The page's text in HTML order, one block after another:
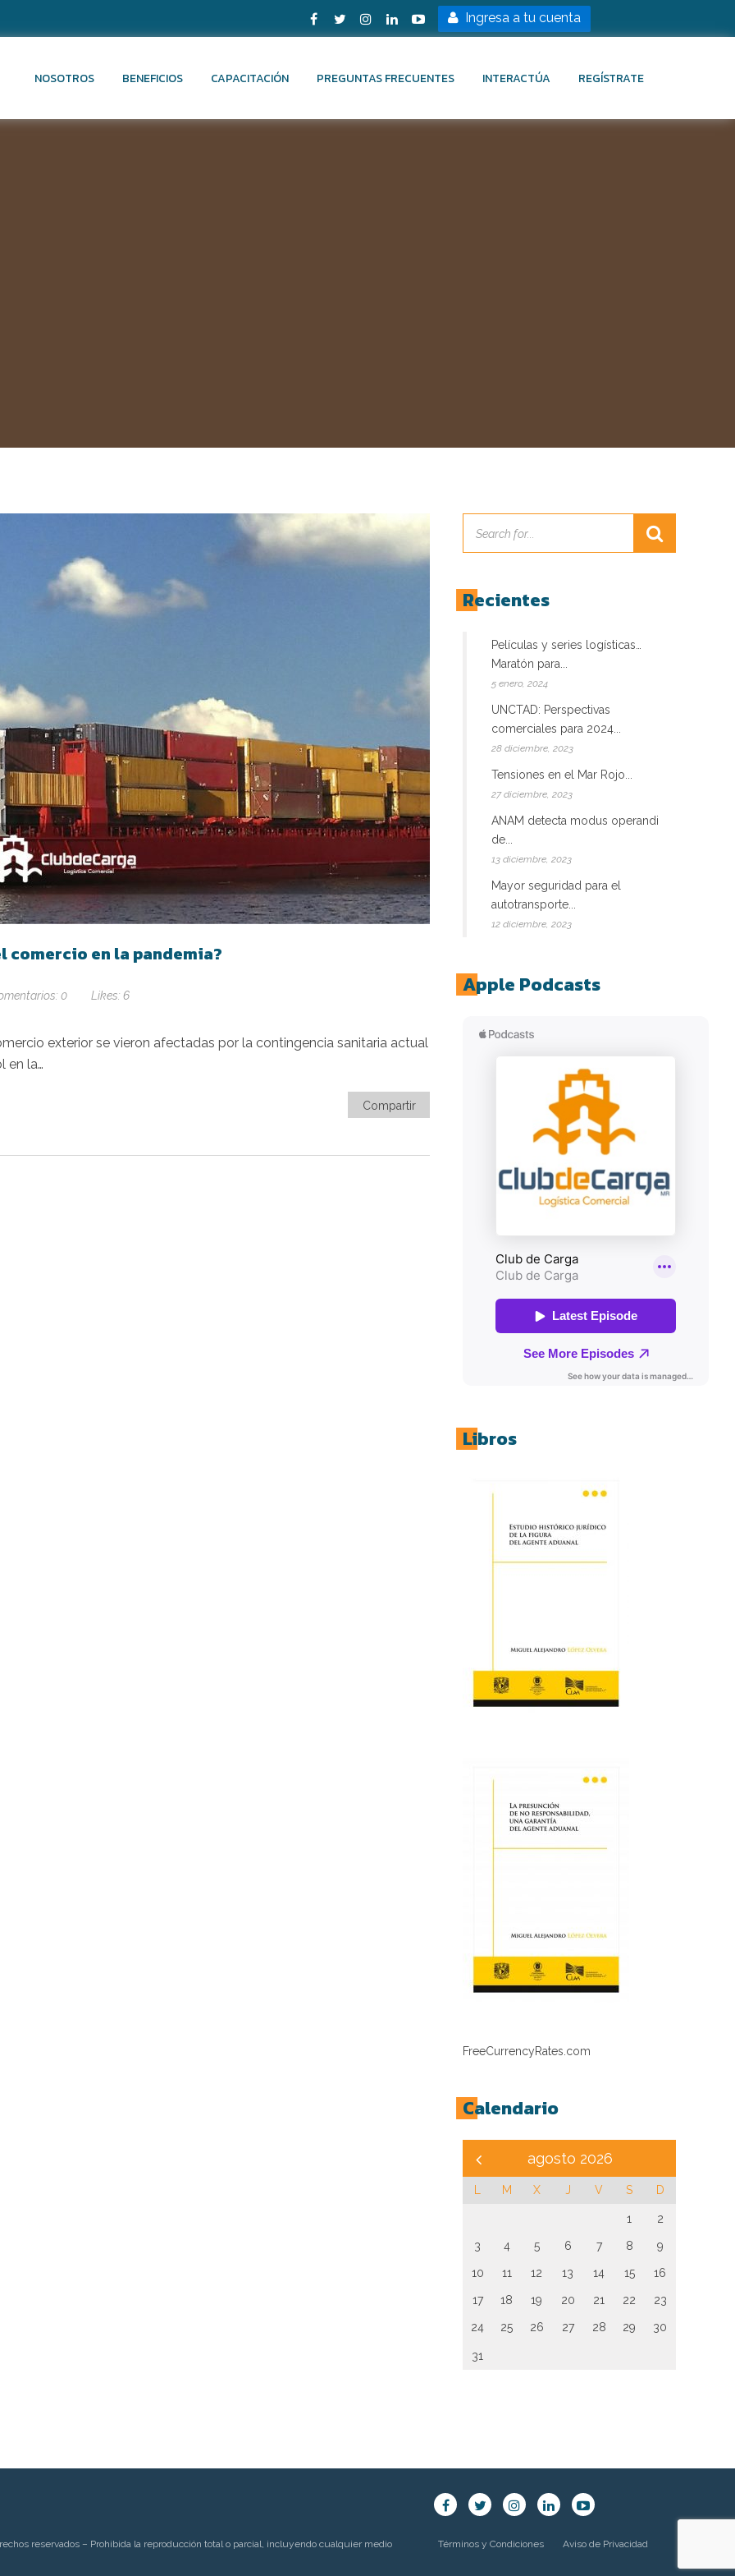
Ingresa a tu cuenta
NOSOTROS BENEFICIOS CAPACITACIÓN PREGUNTAS FRECUENTES INTERACTÚA REGÍSTRATE
comercio en la pandemia?
0 Likes: 6
exterior se vieron afectadas por la contingencia sanitaria actual
en la…
Compartir
Recientes
Películas y series logísticas…
Maratón para...
5 enero, 2024
UNCTAD: Perspectivas
comerciales para 2024...
28 diciembre, 2023
Tensiones en el Mar Rojo...
27 diciembre, 2023
ANAM detecta modus operandi
de...
13 diciembre, 2023
Mayor seguridad para el
autotransporte...
12 diciembre, 2023
Apple Podcasts
Libros
FreeCurrencyRates.com
Calendario
agosto 2026
M X J V S D
1 2
3 4 5 6 7 8 9
10 11 12 13 14 15 16
17 18 19 20 21 22 23
24 25 26 27 28 29 30
31
reservados – Prohibida la reproducción total o parcial, incluyendo cualquier medio
Términos y Condiciones Aviso de Privacidad